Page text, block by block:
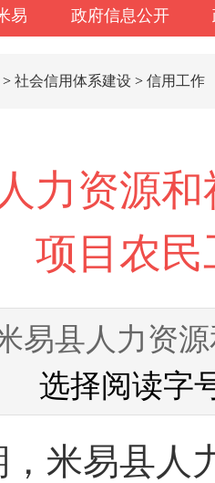
易 政府信息公开
> 社会信用体系建设 > 信用工作
力资源
项目农
易县人力资
选择阅读字
易县人力